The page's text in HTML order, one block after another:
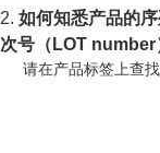
2.如何知悉产品的
次号（LOT number
请在产品标签上查